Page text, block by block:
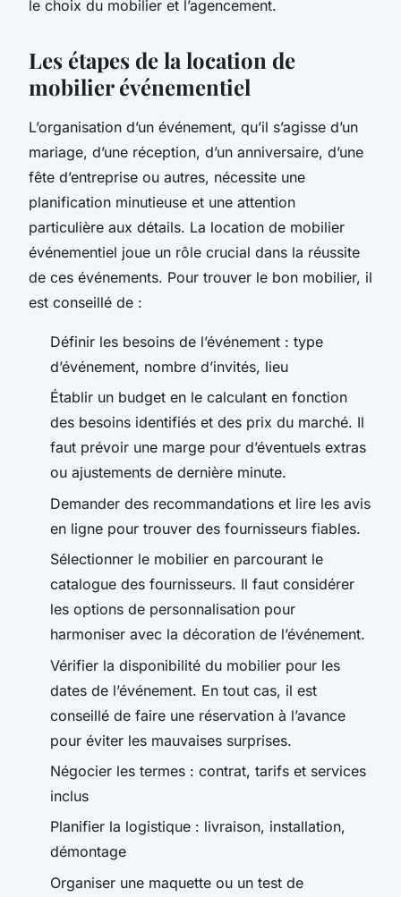
le choix du mobilier et l’agencement.
Les étapes de la location de
mobilier événementiel
L’organisation d’un événement, qu’il s’agisse d’un
mariage, d’une réception, d’un anniversaire, d’une
fête d’entreprise ou autres, nécessite une
planification minutieuse et une attention
particulière aux détails. La location de mobilier
événementiel joue un rôle crucial dans la réussite
de ces événements. Pour trouver le bon mobilier, il
est conseillé de :
Définir les besoins de l’événement : type
d’événement, nombre d’invités, lieu
Établir un budget en le calculant en fonction
des besoins identifiés et des prix du marché. Il
faut prévoir une marge pour d’éventuels extras
ou ajustements de dernière minute.
Demander des recommandations et lire les avis
en ligne pour trouver des fournisseurs fiables.
Sélectionner le mobilier en parcourant le
catalogue des fournisseurs. Il faut considérer
les options de personnalisation pour
harmoniser avec la décoration de l’événement.
Vérifier la disponibilité du mobilier pour les
dates de l’événement. En tout cas, il est
conseillé de faire une réservation à l’avance
pour éviter les mauvaises surprises.
Négocier les termes : contrat, tarifs et services
inclus
Planifier la logistique : livraison, installation,
démontage
Organiser une maquette ou un test de